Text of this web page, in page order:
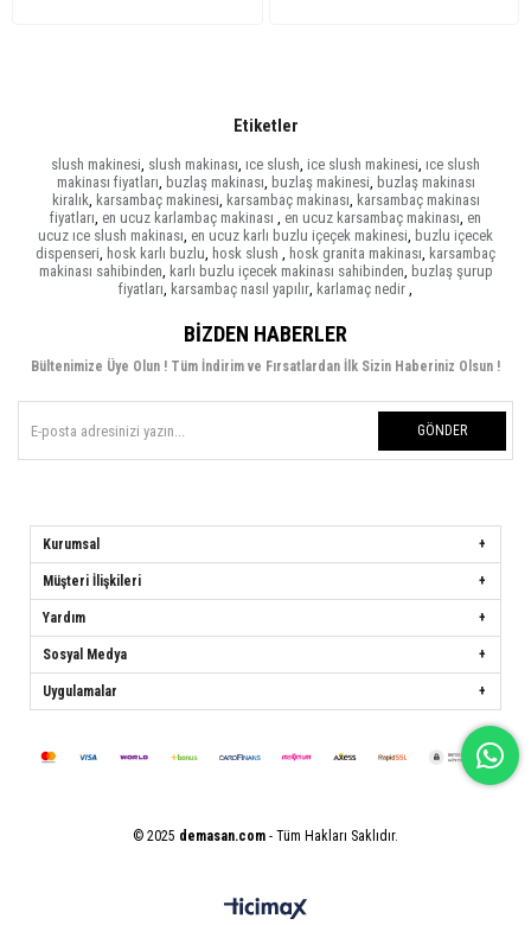
Etiketler
slush makinesi, slush makinası, ıce slush, ice slush makinesi, ıce slush
makinası fiyatları, buzlaş makinası, buzlaş makinesi, buzlaş makinası
kiralık, karsambaç makinesi, karsambaç makinası, karsambaç makinası
fiyatları, en ucuz karlambaç makinası , en ucuz karsambaç makinası, en
ucuz ıce slush makinası, en ucuz karlı buzlu içeçek makinesi, buzlu içecek
dispenseri, hosk karlı buzlu, hosk slush , hosk granita makinası, karsambaç
makinası sahibinden, karlı buzlu içecek makinası sahibinden, buzlaş şurup
fiyatları, karsambaç nasıl yapılır, karlamaç nedir ,
BIZDEN HABERLER
Bültenimize Üye Olun ! Tüm İndirim ve Fırsatlardan İlk Sizin Haberiniz Olsun !
GÖNDER
Kurumsal
Müşteri İlişkileri
Yardım
Sosyal Medya
Uygulamalar
© 2025 demasan.com - Tüm Hakları Saklıdır.